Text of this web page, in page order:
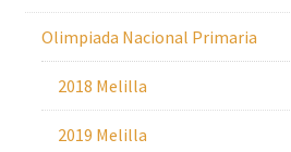
Olimpiada Nacional Primaria
2018 Melilla
2019 Melilla